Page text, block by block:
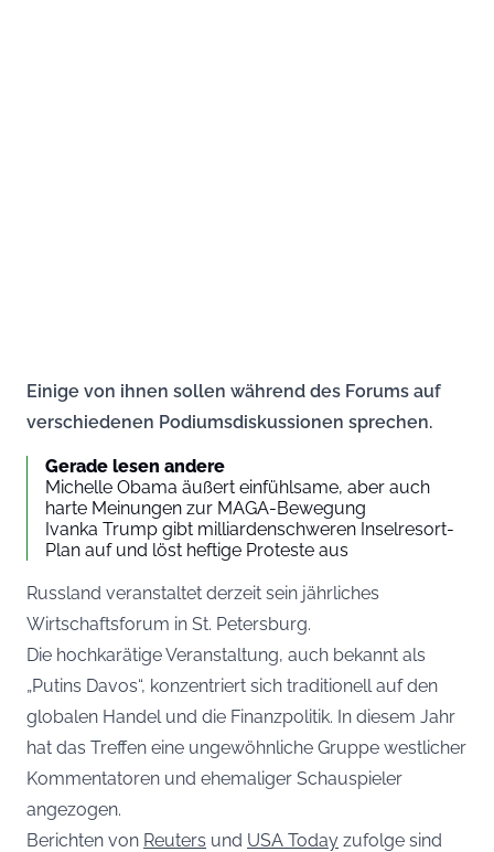
Einige von ihnen sollen während des Forums auf
verschiedenen Podiumsdiskussionen sprechen.
Gerade lesen andere
Michelle Obama äußert einfühlsame, aber auch
harte Meinungen zur MAGA-Bewegung
Ivanka Trump gibt milliardenschweren Inselresort-
Plan auf und löst heftige Proteste aus
Russland veranstaltet derzeit sein jährliches
Wirtschaftsforum in St. Petersburg.
Die hochkarätige Veranstaltung, auch bekannt als
„Putins Davos“, konzentriert sich traditionell auf den
globalen Handel und die Finanzpolitik. In diesem Jahr
hat das Treffen eine ungewöhnliche Gruppe westlicher
Kommentatoren und ehemaliger Schauspieler
angezogen.
Berichten von Reuters und USA Today zufolge sind